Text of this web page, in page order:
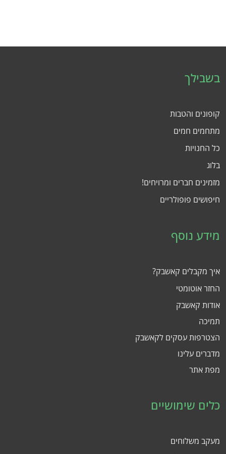
בשבילך
קופונים והטבות
מתחמים חמים
כל החנויות
בלוג
מזמינים חברים ומרויחים!
חיפושים פופולריים
מידע נוסף
איך מקבלים קאשבק?
החזר אוטומטי
אודות קאשבק
תמיכה
הצטרפות עסקים לקאשבק
מדברים עלינו
מפת אתר
כלים שימושיים
מעקב משלוחים